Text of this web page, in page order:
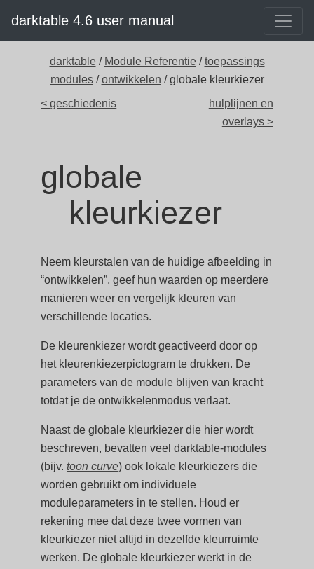
darktable 4.6 user manual
darktable / Module Referentie /toepassings
modules/ontwikkelen / globale kleurkiezer
< geschiedenis
hulplijnen en
overlays >
globale
kleurkiezer
Neem kleurstalen van de huidige afbeelding in
“ontwikkelen”, geef hun waarden op meerdere
manieren weer en vergelijk kleuren van
verschillende locaties.
De kleurenkiezer wordt geactiveerd door op
het kleurenkiezerpictogram te drukken. De
parameters van de module blijven van kracht
totdat je de ontwikkelenmodus verlaat.
Naast de globale kleurkiezer die hier wordt
beschreven, bevatten veel darktable-modules
(bijv.toon curve) ook lokale kleurkiezers die
worden gebruikt om individuele
moduleparameters in te stellen. Houd er
rekening mee dat deze twee vormen van
kleurkiezer niet altijd in dezelfde kleurruimte
werken. De globale kleurkiezer werkt in de